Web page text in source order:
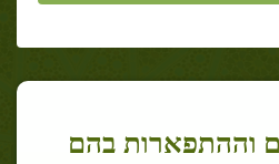
וההתפארות בהם